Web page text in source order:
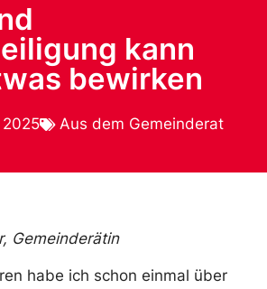
kann
bewirken
Aus dem Gemeinderat
Gemeinderätin
habe ich schon einmal über